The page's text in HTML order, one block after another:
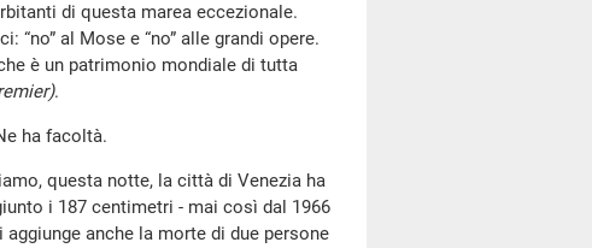
di questa marea eccezionale.
“no” al Mose e “no” alle grandi opere.
è un patrimonio mondiale di tutta
.
ha facoltà.
questa notte, la città di Venezia ha
i 187 centimetri - mai così dal 1966
anche la morte di due persone